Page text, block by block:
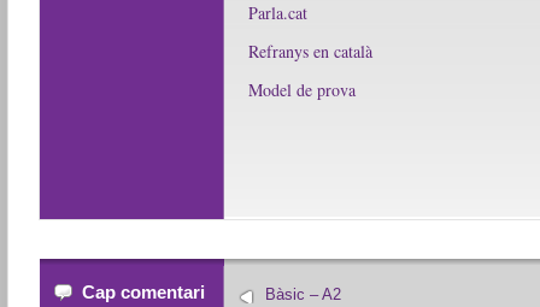
Parla.cat
Refranys en català
Model de prova
Cap comentari Bàsic – A2